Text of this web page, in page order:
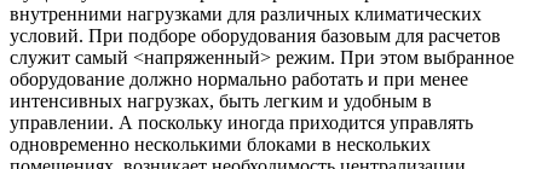
внутренними нагрузками для различных климатических
условий. При подборе оборудования базовым для расчетов
служит самый <напряженный> режим. При этом выбранное
оборудование должно нормально работать и при менее
интенсивных нагрузках, быть легким и удобным в
управлении. А поскольку иногда приходится управлять
одновременно несколькими блоками в нескольких